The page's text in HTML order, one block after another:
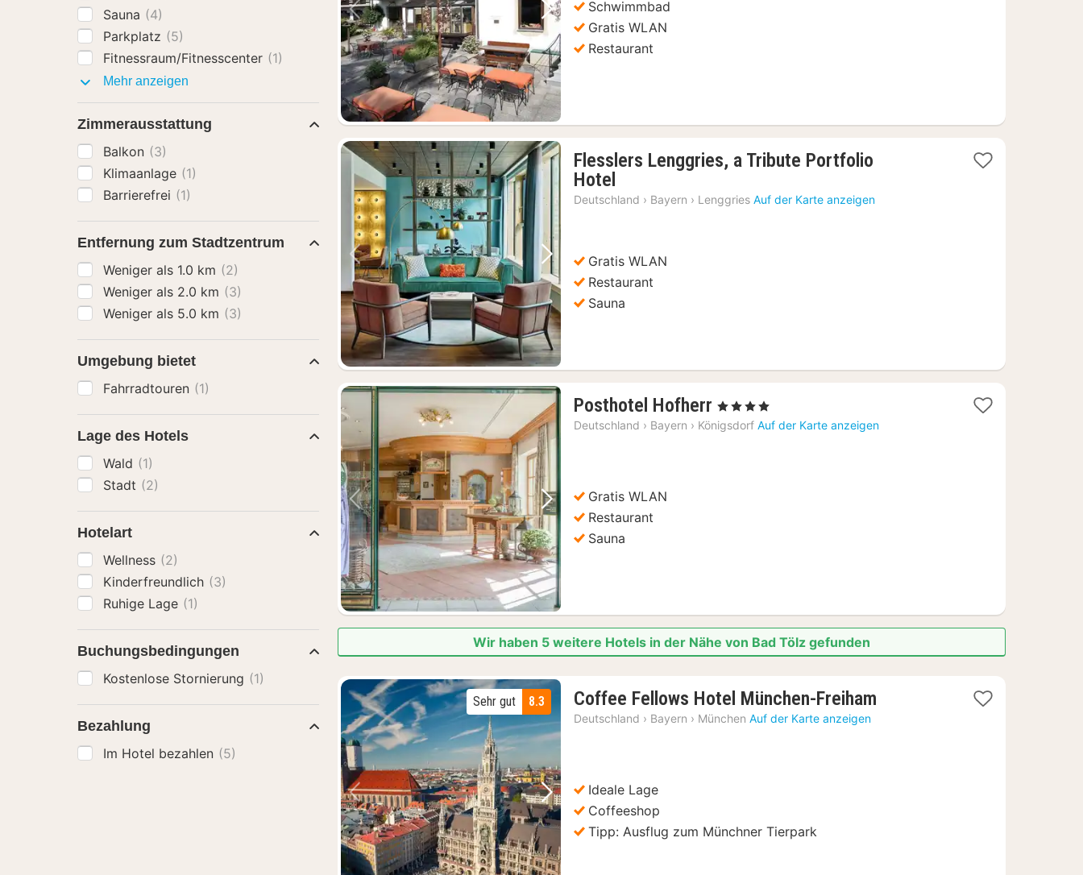
Vorheriges Bild Nächstes Bild
Schwimmbad
Gratis WLAN
Restaurant
Vorheriges Bild Nächstes Bild
Flesslers Lenggries, a Tribute Portfolio
Hotel
Nacht
€
Deutschland › Bayern › Lenggries Auf der Karte anzeigen
Gratis WLAN
Restaurant
Sauna
Vorheriges Bild Nächstes Bild
Posthotel Hofherr 1
Nacht
, 4 Sterne
Deutschland › Bayern › Königsdorf Auf der Karte anzeigen
Gratis WLAN
Restaurant
Sauna
Wir haben 5 weitere Hotels in der Nähe von Bad Tölz gefunden
Vorheriges Bild Nächstes Bild
8.3
Sehr gut Coffee Fellows Hotel München-Freiham
Deutschland › Bayern › München Auf der Karte anzeigen
Ideale Lage
Coffeeshop
Tipp: Ausflug zum Münchner Tierpark
Sauna (4)
Parkplatz (5)
Fitnessraum/Fitnesscenter (1)
Mehr anzeigen
Zimmerausstattung
Balkon (3)
Klimaanlage (1)
Barrierefrei (1)
Entfernung zum Stadtzentrum
Weniger als 1.0 km (2)
Weniger als 2.0 km (3)
Weniger als 5.0 km (3)
Umgebung bietet
Fahrradtouren (1)
Lage des Hotels
Wald (1)
Stadt (2)
Hotelart
Wellness (2)
Kinderfreundlich (3)
Ruhige Lage (1)
Buchungsbedingungen
Kostenlose Stornierung (1)
Bezahlung
Im Hotel bezahlen (5)